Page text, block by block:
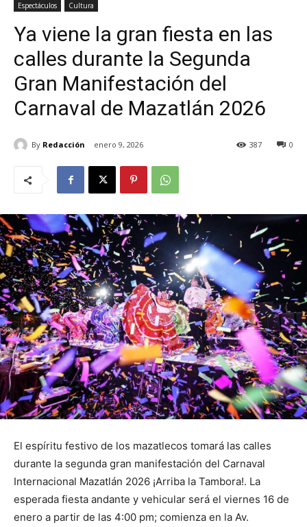
Espectáculos Cultura
Ya viene la gran fiesta en las
calles durante la Segunda
Gran Manifestación del
Carnaval de Mazatlán 2026
By Redacción enero 9, 2026 0
387
El espíritu festivo de los mazatlecos tomará las calles
durante la segunda gran manifestación del Carnaval
Internacional Mazatlán 2026 ¡Arriba la Tambora!. La
esperada fiesta andante y vehicular será el viernes 16 de
enero a partir de las 4:00 pm; comienza en la Av.